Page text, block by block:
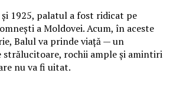
1925, palatul a fost ridicat pe
a Moldovei. Acum, în aceste
Balul va prinde viață — un
strălucitoare, rochii ample și amintiri
nu va fi uitat.